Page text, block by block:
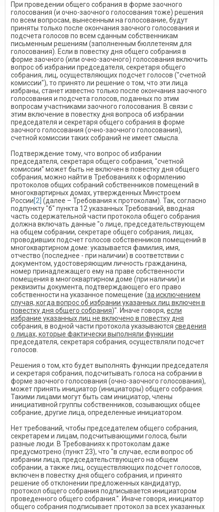
При проведении общего собрания в форме заочного
голосования (и очно-заочного голосования тоже) решения
по всем вопросам, вынесенным на голосование, будут
приняты только после окончания заочного голосования и
подсчета голосов по всем сданным собственникам
письменным решениям (заполненным бюллетеням для
голосования). Если в повестку дня общего собрания в
форме заочного (или очно-заочного) голосования включить
вопрос об избрании председателя, секретаря общего
собрания, лиц, осуществляющих подсчет голосов ("счетной
комиссии"), то принято ли решение о том, что эти лица
избраны, станет известно только после окончания заочного
голосования и подсчета голосов, поданных по этим
вопросам участниками заочного голосования. В связи с
этим включение в повестку дня вопроса об избрании
председателя и секретаря общего собрания в форме
заочного голосования (очно-заочного голосования),
счетной комиссии таких собраний не имеет смысла.
Подтверждение тому, что вопрос об избрании
председателя, секретаря общего собрания, "счетной
комиссии" может быть не включен в повестку дня общего
собрания, можно найти в Требованиях к оформлению
протоколов общих собраний собственников помещений в
многоквартирных домах, утвержденных Минстроем
России[2] (далее – Требования к протоколам). Так, согласно
подпункту "б" пункта 12 указанных Требований, вводная
часть содержательной части протокола общего собрания
должна включать данные "о лице, председательствующем
на общем собрании, секретаре общего собрания, лицах,
проводивших подсчет голосов собственников помещений в
многоквартирном доме: указывается фамилия, имя,
отчество (последнее - при наличии) в соответствии с
документом, удостоверяющим личность гражданина,
номер принадлежащего ему на праве собственности
помещения в многоквартирном доме (при наличии) и
реквизиты документа, подтверждающего его право
собственности на указанное помещение (за исключением
случая, когда вопрос об избрании указанных лиц включен в
повестку дня общего собрания)". Иначе говоря, если
избрание указанных лиц не включено в повестку дня
собрания, в водной части протокола указываются сведения
о лицах, которые фактически выполняли функции
председателя, секретаря собрания, осуществляли подсчет
голосов.
Решения о том, кто будет выполнять функции председателя
и секретаря собрания, подсчитывать голоса на собрании в
форме заочного голосования (очно-заочного голосования),
может принять инициатор (инициаторы) общего собрания.
Такими лицами могут быть сам инициатор, члены
инициативной группы собственников, созывающих общее
собрание, другие лица, определенные инициатором.
Нет требований, чтобы председателем общего собрания,
секретарем и лицам, подсчитывающими голоса, были
разные люди. В Требованиях к протоколам даже
предусмотрено (пункт 23), что "в случае, если вопрос об
избрании лица, председательствующего на общем
собрании, а также лиц, осуществляющих подсчет голосов,
включен в повестку дня общего собрания, и принято
решение об отклонении предложенных кандидатур,
протокол общего собрания подписывается инициатором
проведенного общего собрания.". Иначе говоря, инициатор
общего собрания подписывает протокол за всех указанных